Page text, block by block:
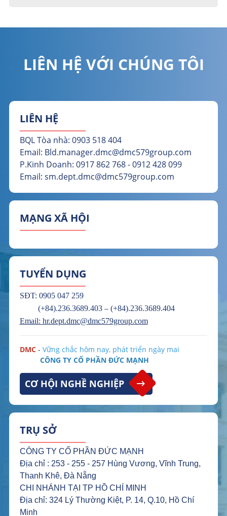
LIÊN HỆ VỚI CHÚNG TÔI
LIÊN HỆ
BQL Tòa nhà: 0903 518 404
Email: Bld.manager.dmc@dmc579group.com
P.Kinh Doanh: 0917 862 768 - 0912 428 099
Email: sm.dept.dmc@dmc579group.com
MẠNG XÃ HỘI
TUYỂN DỤNG
SĐT: 0905 047 259
(+84).236.3689.403 – (+84).236.3689.404
Email: hr.dept.dmc@dmc579group.com
DMC- Vững chắc hôm nay, phát triển ngày mai​
CÔNG TY CỔ PHẦN ĐỨC MẠNH
CƠ HỘI NGHỀ NGHIỆP
TRỤ SỞ
CÔNG TY CỔ PHẦN ĐỨC MẠNH
Địa chỉ : 253 - 255 - 257 Hùng Vương, Vĩnh Trung,
Thanh Khê, Đà Nẵng
CHI NHÁNH TẠI TP HỒ CHÍ MINH
Địa chỉ: 324 Lý Thường Kiệt, P. 14, Q.10, Hồ Chí
Minh